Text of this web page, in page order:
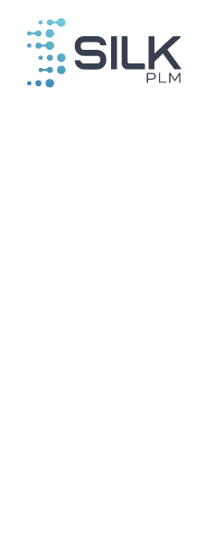
zawartości